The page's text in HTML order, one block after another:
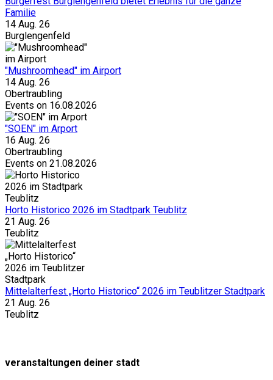
Familie
14 Aug. 26
Burglengenfeld
"Mushroomhead" im Airport
14 Aug. 26
Obertraubling
Events on 16.08.2026
"SOEN" im Arport
16 Aug. 26
Obertraubling
Events on 21.08.2026
Horto Historico 2026 im Stadtpark Teublitz
21 Aug. 26
Teublitz
Mittelalterfest „Horto Historico“ 2026 im Teublitzer Stadtpark
21 Aug. 26
Teublitz
veranstaltungen deiner stadt